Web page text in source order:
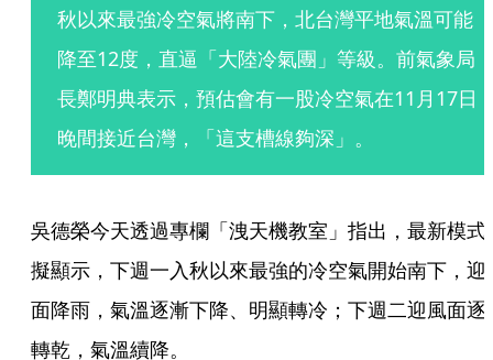
秋以來最強冷空氣將南下，北台灣平地氣溫可能
降至12度，直逼「大陸冷氣團」等級。前氣象局
長鄭明典表示，預估會有一股冷空氣在11月17日
晚間接近台灣，「這支槽線夠深」。
吳德榮今天透過專欄「洩天機教室」指出，最新模式
擬顯示，下週一入秋以來最強的冷空氣開始南下，迎
面降雨，氣溫逐漸下降、明顯轉冷；下週二迎風面逐
轉乾，氣溫續降。